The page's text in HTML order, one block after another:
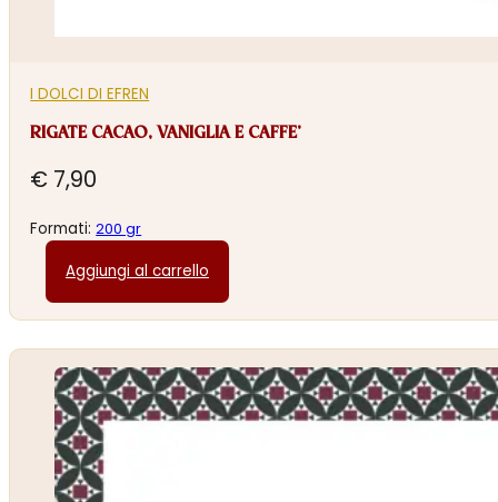
I DOLCI DI EFREN
RIGATE CACAO, VANIGLIA E CAFFE’
€ 7,90
Formati:200 gr
Aggiungi al carrello